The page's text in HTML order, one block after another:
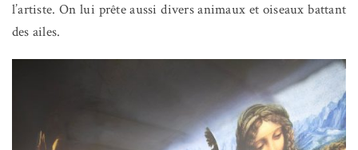
l’artiste. On lui prête aussi divers animaux et oiseaux battant
des ailes.